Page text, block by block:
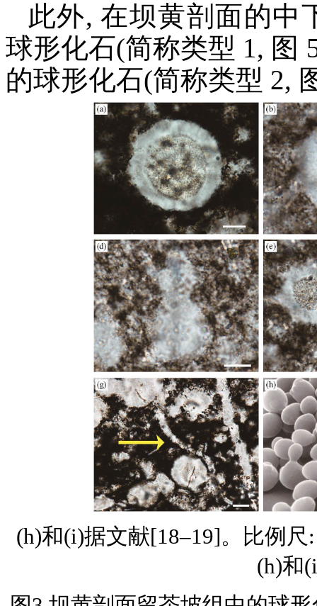
此外, 在坝黄剖面的中
球形化石(简称类型 1, 图
的球形化石(简称类型 2,
(h)和(i)据文献[18–19]。比例尺
(h)和